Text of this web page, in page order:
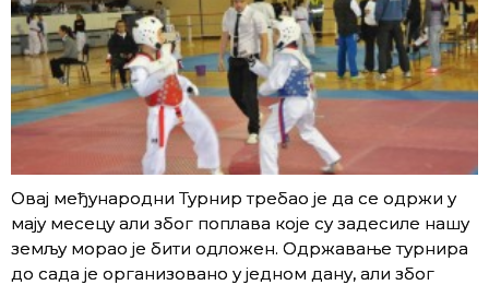
Овај међународни Турнир требао је да се одржи у
мају месецу али због поплава које су задесиле нашу
земљу морао је бити одложен. Одржавање турнира
до сада је организовано у једном дану, али због